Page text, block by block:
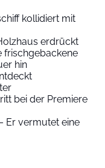
kollidiert mit
erdrückt
frischgebackene
hin
bei der Premiere
Er vermutet eine